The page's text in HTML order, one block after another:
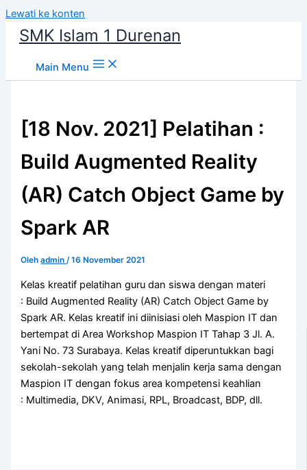
Lewati ke konten
SMK Islam 1 Durenan
Main Menu
[18 Nov. 2021] Pelatihan :
Build Augmented Reality
(AR) Catch Object Game by
Spark AR
Olehadmin/16 November 2021
Kelas kreatif pelatihan guru dan siswa dengan materi
: Build Augmented Reality (AR) Catch Object Game by
Spark AR. Kelas kreatif ini diinisiasi oleh Maspion IT dan
bertempat di Area Workshop Maspion IT Tahap 3 Jl. A.
Yani No. 73 Surabaya. Kelas kreatif diperuntukkan bagi
sekolah-sekolah yang telah menjalin kerja sama dengan
Maspion IT dengan fokus area kompetensi keahlian
: Multimedia, DKV, Animasi, RPL, Broadcast, BDP, dll.